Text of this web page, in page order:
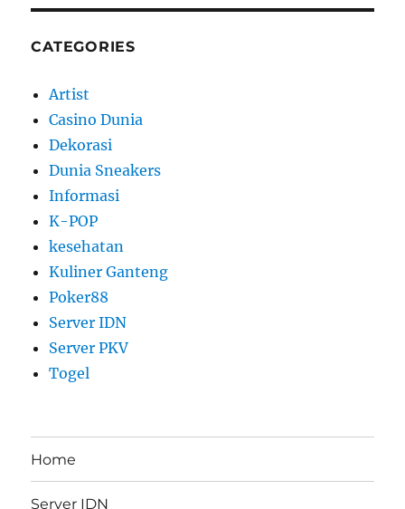
CATEGORIES
Artist
Casino Dunia
Dekorasi
Dunia Sneakers
Informasi
K-POP
kesehatan
Kuliner Ganteng
Poker88
Server IDN
Server PKV
Togel
Home
Server IDN